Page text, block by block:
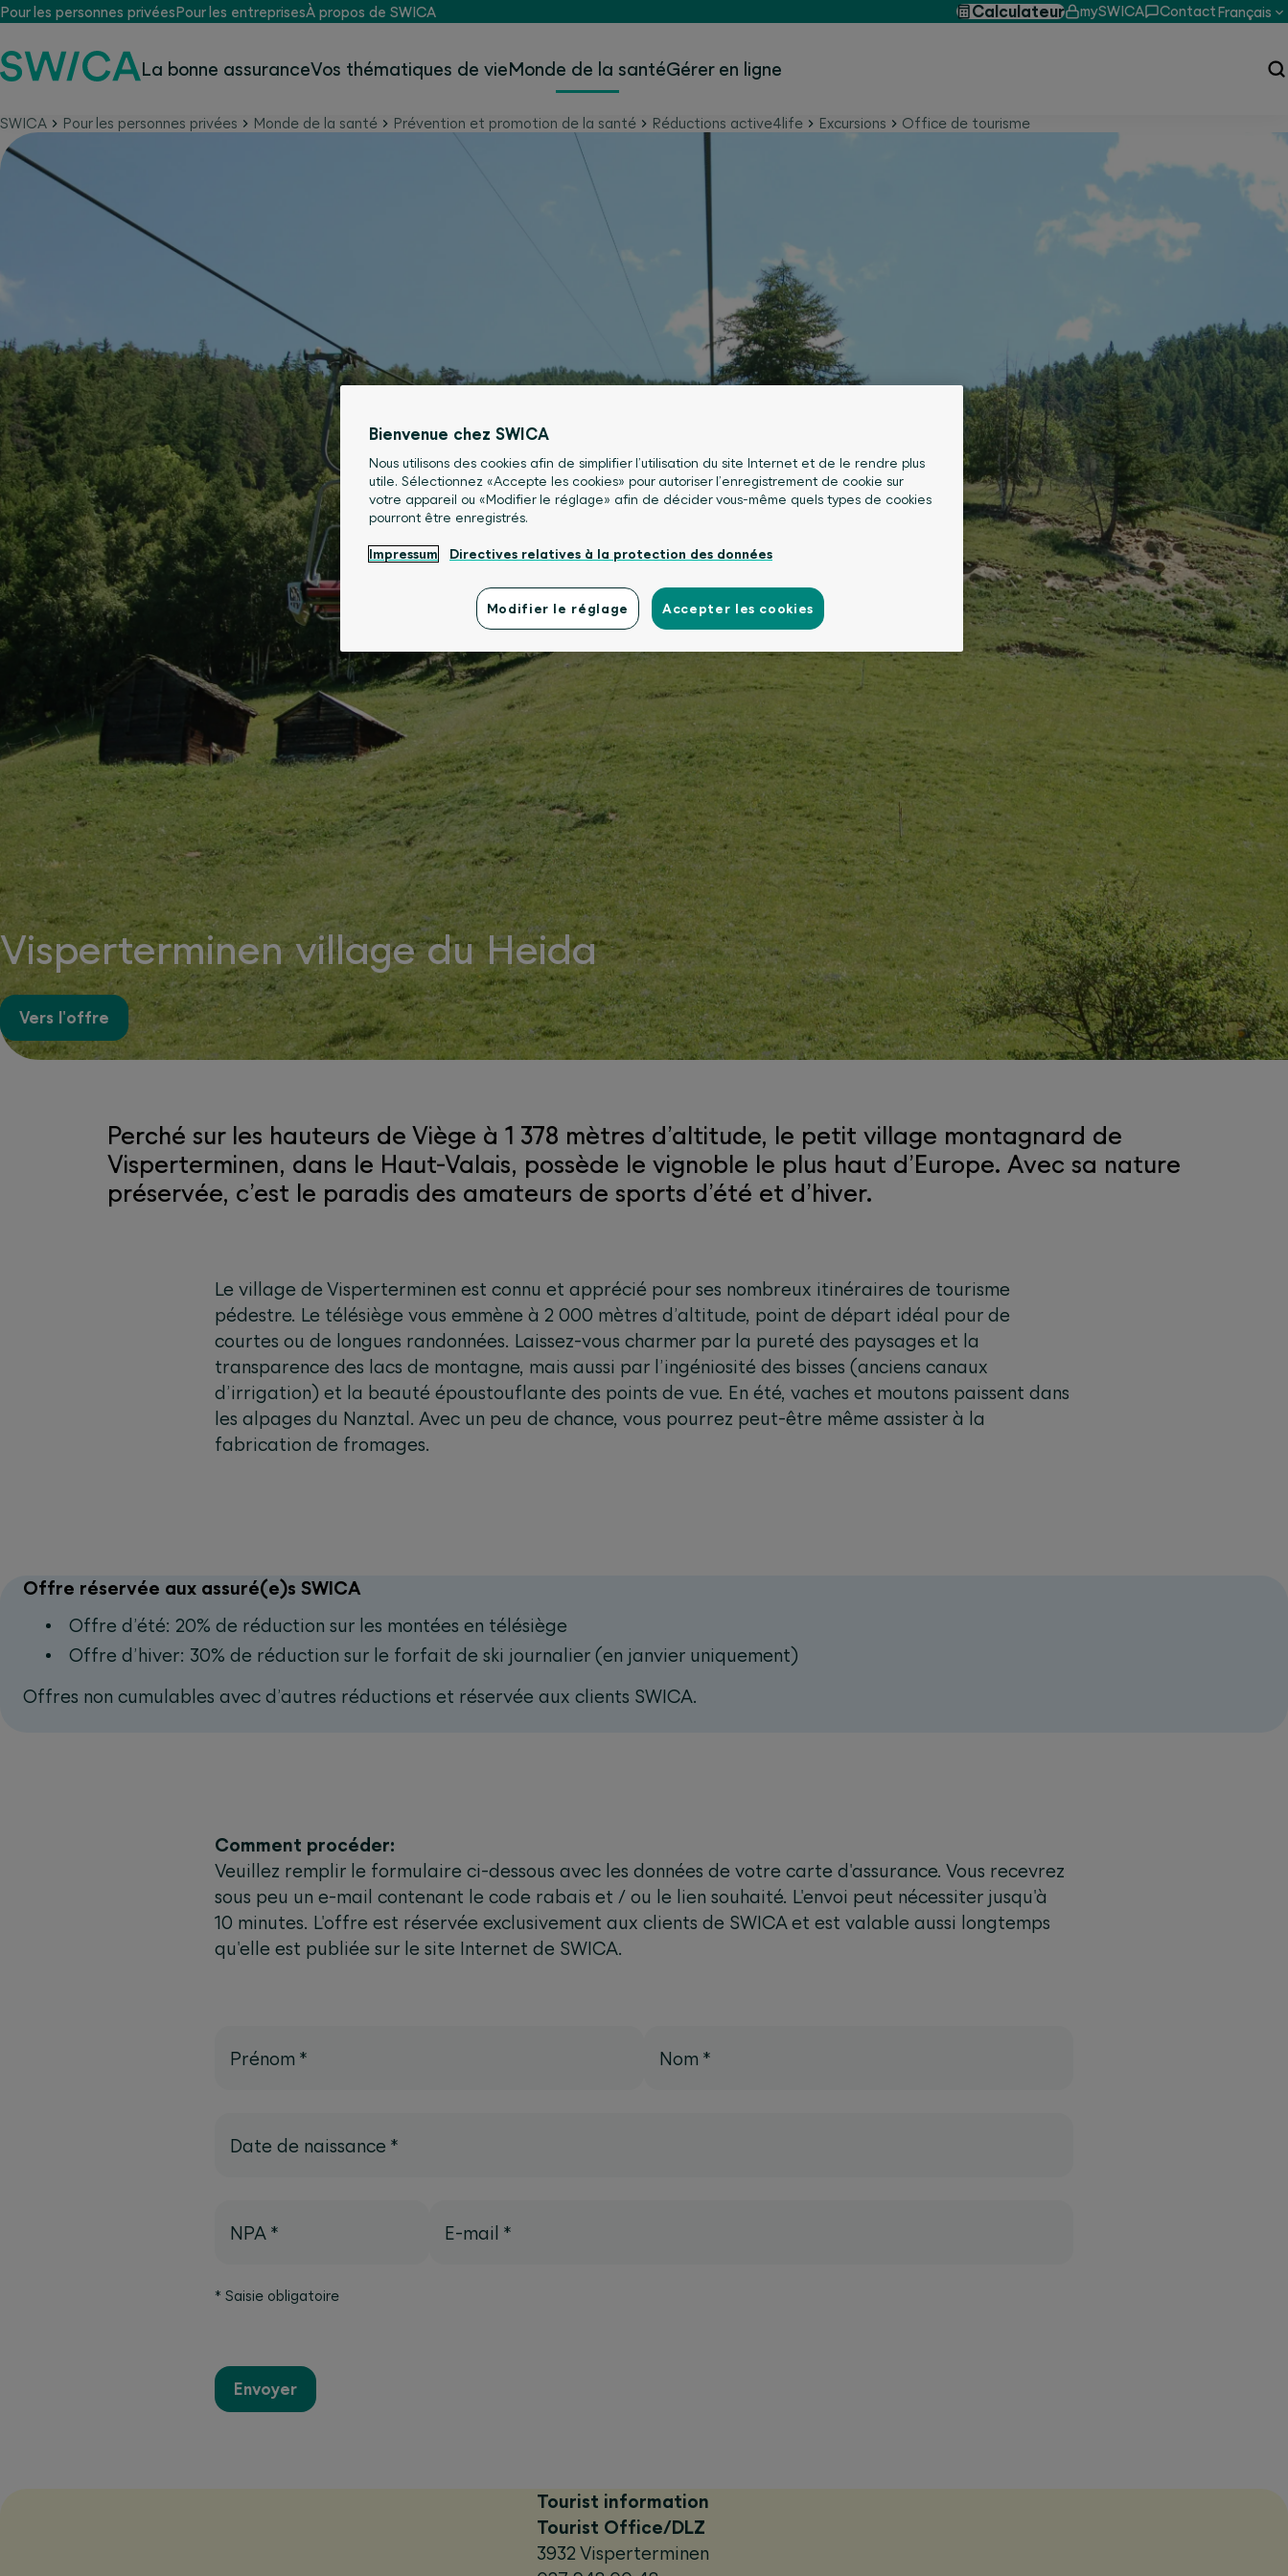
Pour les personnes privéesPour les entreprisesÀ propos de SWICA Calculateur mySWICA ContactFrançais
La bonne assuranceVos thématiques de vieMonde de la santéGérer en ligne
SWICA Pour les personnes privées Monde de la santé Prévention et promotion de la santé Réductions active4life Excursions Office de tourisme
Visperterminen village du Heida
Vers l'offre
Perché sur les hauteurs de Viège à 1 378 mètres d’altitude, le petit village montagnard de
Visperterminen, dans le Haut-Valais, possède le vignoble le plus haut d’Europe. Avec sa nature
préservée, c’est le paradis des amateurs de sports d’été et d’hiver.
Le village de Visperterminen est connu et apprécié pour ses nombreux itinéraires de tourisme
pédestre. Le télésiège vous emmène à 2 000 mètres d’altitude, point de départ idéal pour de
courtes ou de longues randonnées. Laissez-vous charmer par la pureté des paysages et la
transparence des lacs de montagne, mais aussi par l’ingéniosité des bisses (anciens canaux
d’irrigation) et la beauté époustouflante des points de vue. En été, vaches et moutons paissent dans
les alpages du Nanztal. Avec un peu de chance, vous pourrez peut-être même assister à la
fabrication de fromages.
Offre réservée aux assuré(e)s SWICA‫‬
Offre d’été: 20% de réduction sur les montées en télésiège
Offre d’hiver: 30% de réduction sur le forfait de ski journalier (en janvier uniquement)
Offres non cumulables avec d’autres réductions et réservée aux clients SWICA.
Comment procéder:
Veuillez remplir le formulaire ci-dessous avec les données de votre carte d'assurance. Vous recevrez
sous peu un e-mail contenant le code rabais et / ou le lien souhaité. L'envoi peut nécessiter jusqu'à
10 minutes. L'offre est réservée exclusivement aux clients de SWICA et est valable aussi longtemps
qu'elle est publiée sur le site Internet de SWICA.
Prénom * Nom *
Date de naissance *
NPA * E-mail *
* Saisie obligatoire
Envoyer
Tourist information
Tourist Office/DLZ
3932 Visperterminen
Bienvenue chez SWICA
Nous utilisons des cookies afin de simplifier l’utilisation du site Internet et de le rendre plus
utile. Sélectionnez «Accepte les cookies» pour autoriser l’enregistrement de cookie sur
votre appareil ou «Modifier le réglage» afin de décider vous-même quels types de cookies
pourront être enregistrés.
Impressum Directives relatives à la protection des données
Modifier le réglage Accepter les cookies